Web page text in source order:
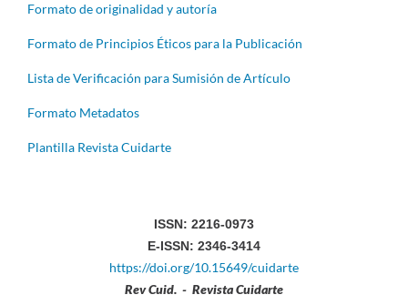
Formato de originalidad y autoría
Formato de Principios Éticos para la Publicación
Lista de Verificación para Sumisión de Artículo
Formato Metadatos
Plantilla Revista Cuidarte
ISSN: 2216-0973
E-ISSN: 2346-3414
https://doi.org/10.15649/cuidarte
Rev Cuid. - Revista Cuidarte